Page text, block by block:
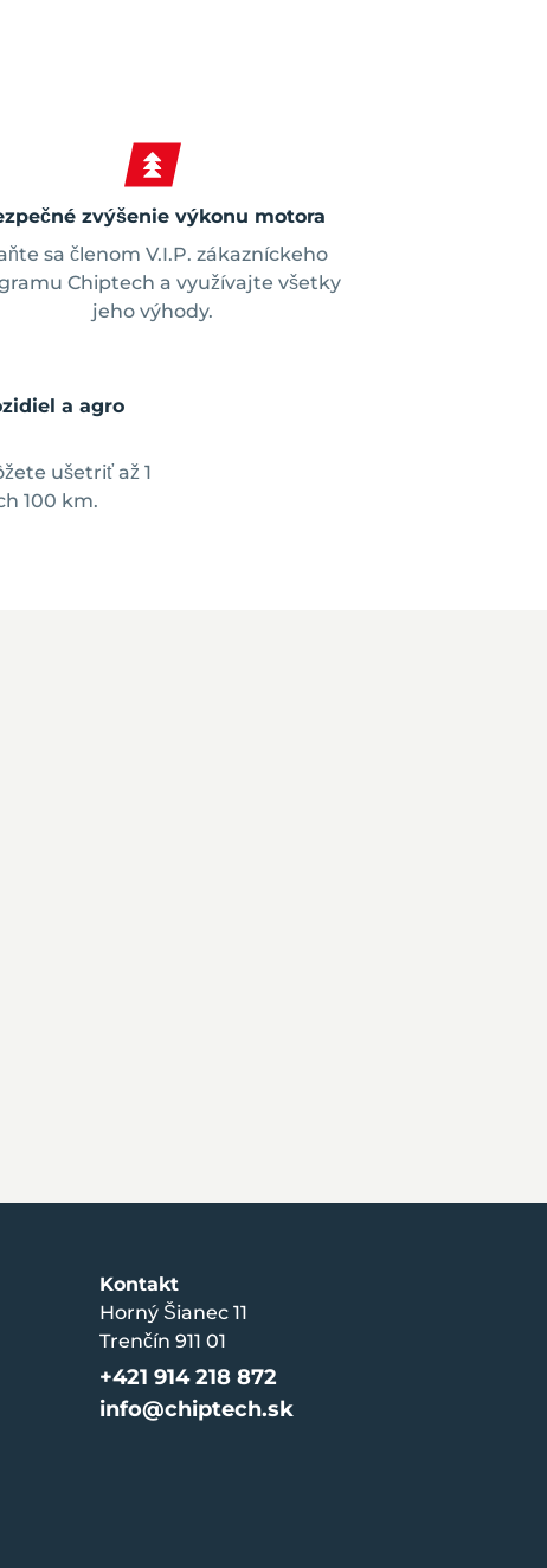
zvýšenie výkonu motora
sa členom V.I.P. zákazníckeho
Chiptech a využívajte všetky
jeho výhody.
a agro
ušetriť až 1
100 km.
Kontakt
Horný Šianec 11
Trenčín 911 01
+421 914 218 872
info@chiptech.sk